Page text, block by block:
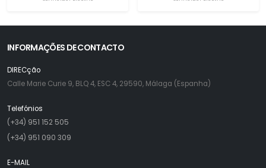
INFORMAÇÕES DE CONTACTO
DIRECção
Calle Marie Curie 9, BLQ 4, ESC 4, 29590, Málaga (Espanha)
Telefónios
(+34) 951 152 505
(+34) 951 090 309
E-MAIL